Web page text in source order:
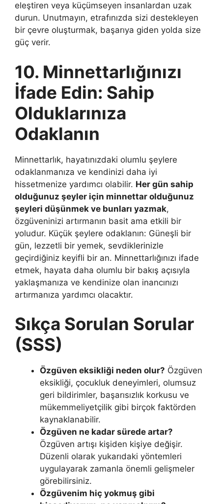
eleştiren veya küçümseyen insanlardan uzak
durun. Unutmayın, etrafınızda sizi destekleyen
bir çevre oluşturmak, başarıya giden yolda size
güç verir.
10. Minnettarlığınızı
İfade Edin: Sahip
Olduklarınıza
Odaklanın
Minnettarlık, hayatınızdaki olumlu şeylere
odaklanmanıza ve kendinizi daha iyi
hissetmenize yardımcı olabilir. Her gün sahip
olduğunuz şeyler için minnettar olduğunuz
şeyleri düşünmek ve bunları yazmak,
özgüveninizi artırmanın basit ama etkili bir
yoludur. Küçük şeylere odaklanın: Güneşli bir
gün, lezzetli bir yemek, sevdiklerinizle
geçirdiğiniz keyifli bir an. Minnettarlığınızı ifade
etmek, hayata daha olumlu bir bakış açısıyla
yaklaşmanıza ve kendinize olan inancınızı
artırmanıza yardımcı olacaktır.
Sıkça Sorulan Sorular
(SSS)
Özgüven eksikliği neden olur? Özgüven
eksikliği, çocukluk deneyimleri, olumsuz
geri bildirimler, başarısızlık korkusu ve
mükemmeliyetçilik gibi birçok faktörden
kaynaklanabilir.
Özgüven ne kadar sürede artar?
Özgüven artışı kişiden kişiye değişir.
Düzenli olarak yukarıdaki yöntemleri
uygulayarak zamanla önemli gelişmeler
görebilirsiniz.
Özgüvenim hiç yokmuş gibi